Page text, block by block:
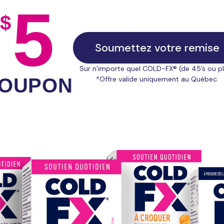
$5 Soumettez votre remise
Sur n’importe quel COLD-FX® (de 45’s ou
*Offre valide uniquement au Québec.